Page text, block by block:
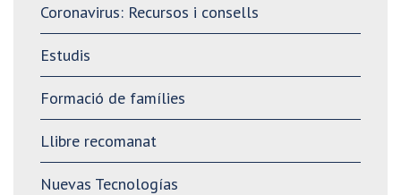
Coronavirus: Recursos i consells
Estudis
Formació de famílies
Llibre recomanat
Nuevas Tecnologías